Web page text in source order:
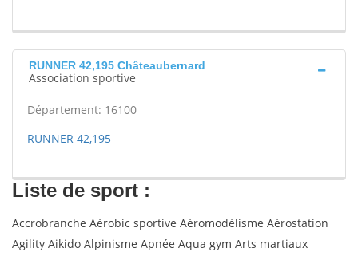
RUNNER 42,195 Châteaubernard
Association sportive
Département: 16100
RUNNER 42,195
Liste de sport :
Accrobranche Aérobic sportive Aéromodélisme Aérostation
Agility Aikido Alpinisme Apnée Aqua gym Arts martiaux